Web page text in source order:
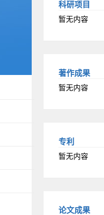
科研项目
暂无内容
著作成果
暂无内容
专利
暂无内容
论文成果